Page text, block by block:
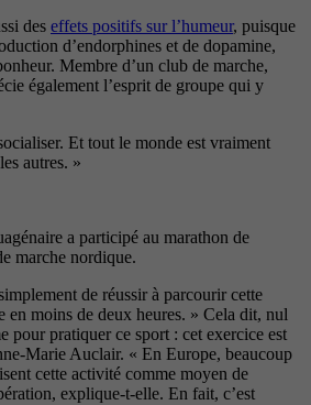
des effets positifs sur l’humeur, puisque
d’endorphines et de dopamine,
Membre d’un club de marche,
également l’esprit de groupe qui y
Et tout le monde est vraiment
autres. »
a participé au marathon de
marche nordique.
de réussir à parcourir cette
en moins de deux heures. » Cela dit, nul
pour pratiquer ce sport : cet exercice est
Marie Auclair. « En Europe, beaucoup
cette activité comme moyen de
explique-t-elle. En fait, c’est